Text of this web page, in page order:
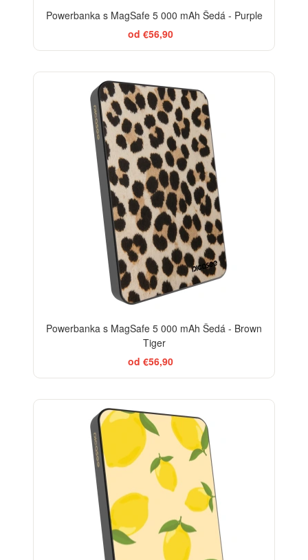
Powerbanka s MagSafe 5 000 mAh Šedá - Purple
od €56,90
Powerbanka s MagSafe 5 000 mAh Šedá - Brown
Tiger
od €56,90